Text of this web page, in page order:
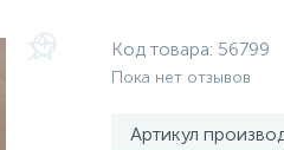
Код товара: 56799
Пока нет отзывов
Артикул